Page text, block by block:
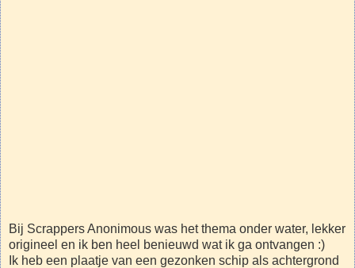
Bij Scrappers Anonimous was het thema onder water, lekker
origineel en ik ben heel benieuwd wat ik ga ontvangen :)
Ik heb een plaatje van een gezonken schip als achtergrond